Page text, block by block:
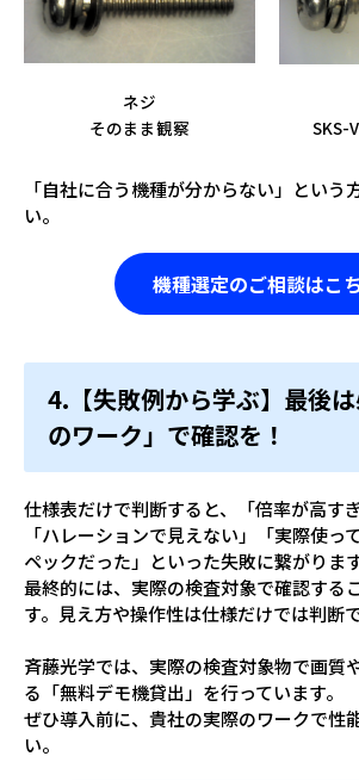
ネジ
そのまま観察
SKS-
「自社に合う機種が分からない」という
い。
機種選定のご相談はこ
4.【失敗例から学ぶ】最後
のワーク」で確認を！
仕様表だけで判断すると、「倍率が高す
「ハレーションで見えない」「実際使っ
ペックだった」といった失敗に繋がります
最終的には、実際の検査対象で確認する
す。見え方や操作性は仕様だけでは判断
斉藤光学では、実際の検査対象物で画質
る「無料デモ機貸出」を行っています。
ぜひ導入前に、貴社の実際のワークで性
い。